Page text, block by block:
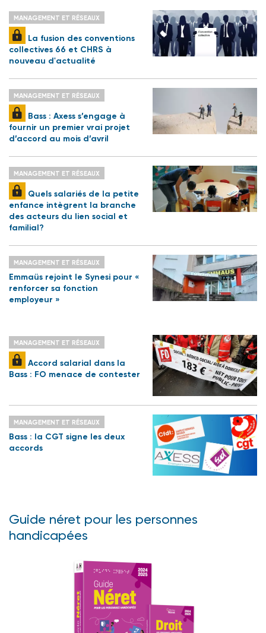
MANAGEMENT ET RÉSEAUX
La fusion des conventions
collectives 66 et CHRS à
nouveau d'actualité
MANAGEMENT ET RÉSEAUX
Bass : Axess s’engage à
fournir un premier vrai projet
d’accord au mois d’avril
MANAGEMENT ET RÉSEAUX
Quels salariés de la petite
enfance intègrent la branche
des acteurs du lien social et
familial?
MANAGEMENT ET RÉSEAUX
Emmaüs rejoint le Synesi pour «
renforcer sa fonction
employeur »
MANAGEMENT ET RÉSEAUX
Accord salarial dans la
Bass : FO menace de contester
MANAGEMENT ET RÉSEAUX
Bass : la CGT signe les deux
accords
Guide néret pour les personnes
handicapées